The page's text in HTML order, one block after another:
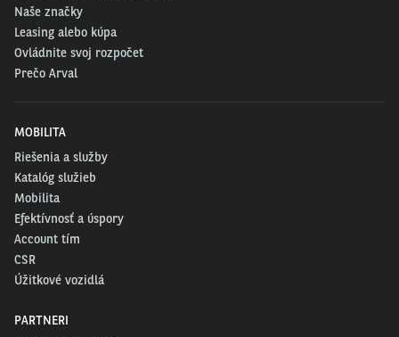
Naše značky
Leasing alebo kúpa
Ovládnite svoj rozpočet
Prečo Arval
MOBILITA
Riešenia a služby
Katalóg služieb
Mobilita
Efektívnosť a úspory
Account tím
CSR
Úžitkové vozidlá
PARTNERI